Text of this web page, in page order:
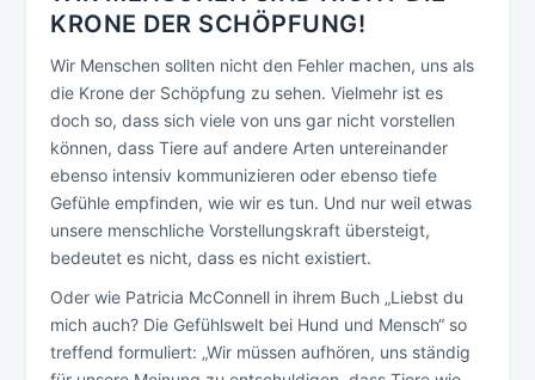
KRONE DER SCHÖPFUNG!
Wir Menschen sollten nicht den Fehler machen, uns als
die Krone der Schöpfung zu sehen. Vielmehr ist es
doch so, dass sich viele von uns gar nicht vorstellen
können, dass Tiere auf andere Arten untereinander
ebenso intensiv kommunizieren oder ebenso tiefe
Gefühle empfinden, wie wir es tun. Und nur weil etwas
unsere menschliche Vorstellungskraft übersteigt,
bedeutet es nicht, dass es nicht existiert.
Oder wie Patricia McConnell in ihrem Buch „Liebst du
mich auch? Die Gefühlswelt bei Hund und Mensch“ so
treffend formuliert: „Wir müssen aufhören, uns ständig